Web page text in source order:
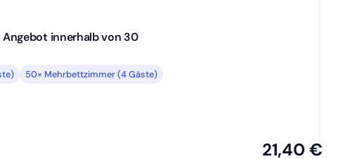
innerhalb von 30
50× Mehrbettzimmer (4 Gäste)
21,40 €